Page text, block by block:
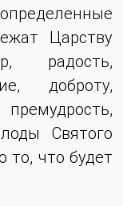
Царству
радость,
доброту,
Святого
то, что будет